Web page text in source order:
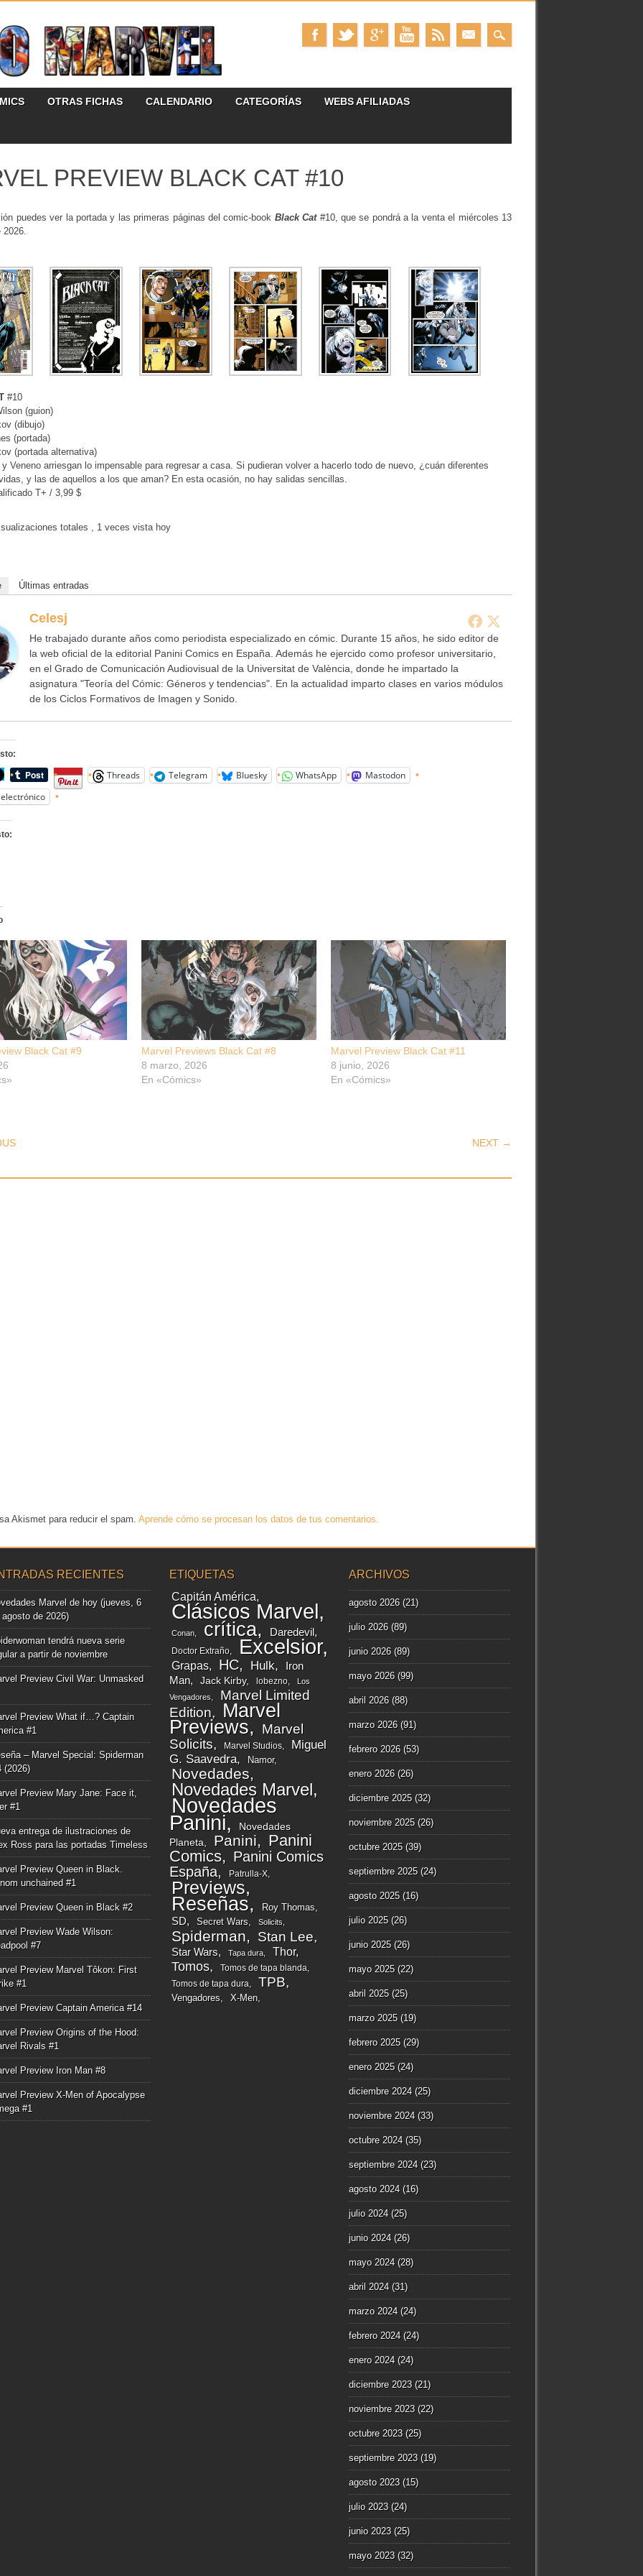
OTRAS FICHAS CALENDARIO CATEGORÍAS WEBS AFILIADAS
PREVIEW BLACK CAT #10
puedes ver la portada y las primeras páginas del comic-book Black Cat#10, que se pondrá a la venta el miércoles 13
#10
(guion)
(dibujo)
(portada)
(portada alternativa)
Veneno arriesgan lo impensable para regresar a casa. Si pudieran volver a hacerlo todo de nuevo, ¿cuán diferentes
y las de aquellos a los que aman? En esta ocasión, no hay salidas sencillas.
T+ / 3,99 $
totales , 1 veces vista hoy
Últimas entradas
Celesj
He trabajado durante años como periodista especializado en cómic. Durante 15 años, he sido editor de
la web oficial de la editorial Panini Comics en España. Además he ejercido como profesor universitario,
en el Grado de Comunicación Audiovisual de la Universitat de València, donde he impartado la
asignatura "Teoría del Cómic: Géneros y tendencias". En la actualidad imparto clases en varios módulos
de los Ciclos Formativos de Imagen y Sonido.
Threads Telegram Bluesky WhatsApp
Mastodon
Black Cat #9
Marvel Previews Black Cat #8
8 marzo, 2026
En «Cómics»
Marvel Preview Black Cat #11
8 junio, 2026
En «Cómics»
NAVIGATION NEXT →
Akismet para reducir el spam. Aprende cómo se procesan los datos de tus comentarios.
RECIENTES
Marvel de hoy (jueves, 6
agosto de 2026)
tendrá nueva serie
a partir de noviembre
Preview Civil War: Unmasked
Preview What if…? Captain
#1
– Marvel Special: Spiderman
(2026)
Preview Mary Jane: Face it,
#1
entrega de ilustraciones de
Ross para las portadas Timeless
Preview Queen in Black.
unchained #1
Preview Queen in Black #2
Preview Wade Wilson:
#7
Preview Marvel Tôkon: First
#1
Preview Captain America #14
Preview Origins of the Hood:
Rivals #1
Preview Iron Man #8
Preview X-Men of Apocalypse
#1
ETIQUETAS
Capitán América
Clásicos Marvel
Conan crítica Daredevil
Doctor Extraño Excelsior
Grapas HC Hulk
Iron
Man
Jack Kirby lobezno
Los
Vengadores
Marvel Limited
Edition
Marvel
Previews
Marvel
Solicits
Marvel Studios
Miguel
G. Saavedra
Namor
Novedades
Novedades Marvel
Novedades
Panini
Novedades
Planeta
Panini
Panini
Comics
Panini Comics
España
Patrulla-X
Previews
Reseñas Roy Thomas
SD Secret Wars Solicits
Spiderman Stan Lee
Star Wars Tapa dura Thor
Tomos
Tomos de tapa blanda
Tomos de tapa dura
TPB
Vengadores X-Men
ARCHIVOS
agosto 2026(21)
julio 2026(89)
junio 2026(89)
mayo 2026(99)
abril 2026(88)
marzo 2026(91)
febrero 2026(53)
enero 2026(26)
diciembre 2025(32)
noviembre 2025(26)
octubre 2025(39)
septiembre 2025(24)
agosto 2025(16)
julio 2025(26)
junio 2025(26)
mayo 2025(22)
abril 2025(25)
marzo 2025(19)
febrero 2025(29)
enero 2025(24)
diciembre 2024(25)
noviembre 2024(33)
octubre 2024(35)
septiembre 2024(23)
agosto 2024(16)
julio 2024(25)
junio 2024(26)
mayo 2024(28)
abril 2024(31)
marzo 2024(24)
febrero 2024(24)
enero 2024(24)
diciembre 2023(21)
noviembre 2023(22)
octubre 2023(25)
septiembre 2023(19)
agosto 2023(15)
julio 2023(24)
junio 2023(25)
mayo 2023(32)